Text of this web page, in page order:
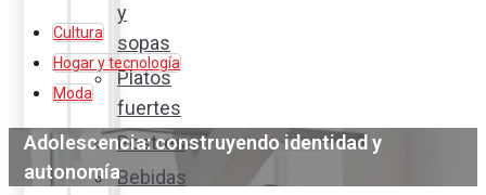
y
sopas
Platos
fuertes
Postres
Bebidas
Cultura
Hogar y tecnología
Moda
Adolescencia: construyendo identidad y
autonomía